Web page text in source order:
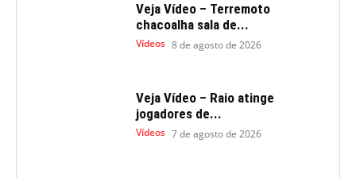
Veja Vídeo – Terremoto
chacoalha sala de...
Vídeos 8 de agosto de 2026
Veja Vídeo – Raio atinge
jogadores de...
Vídeos 7 de agosto de 2026